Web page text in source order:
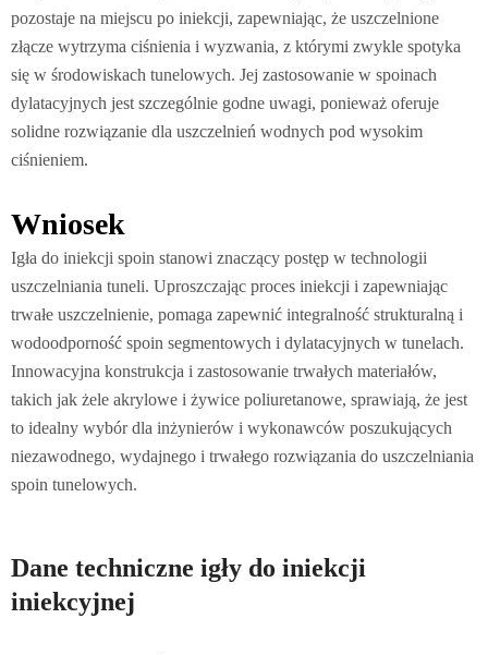
pozostaje na miejscu po iniekcji, zapewniając, że uszczelnione
złącze wytrzyma ciśnienia i wyzwania, z którymi zwykle spotyka
się w środowiskach tunelowych. Jej zastosowanie w spoinach
dylatacyjnych jest szczególnie godne uwagi, ponieważ oferuje
solidne rozwiązanie dla uszczelnień wodnych pod wysokim
ciśnieniem.
Wniosek
Igła do iniekcji spoin stanowi znaczący postęp w technologii
uszczelniania tuneli. Uproszczając proces iniekcji i zapewniając
trwałe uszczelnienie, pomaga zapewnić integralność strukturalną i
wodoodporność spoin segmentowych i dylatacyjnych w tunelach.
Innowacyjna konstrukcja i zastosowanie trwałych materiałów,
takich jak żele akrylowe i żywice poliuretanowe, sprawiają, że jest
to idealny wybór dla inżynierów i wykonawców poszukujących
niezawodnego, wydajnego i trwałego rozwiązania do uszczelniania
spoin tunelowych.
Dane techniczne igły do iniekcji
iniekcyjnej